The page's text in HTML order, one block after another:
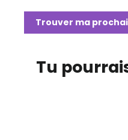
Trouver ma
Tu